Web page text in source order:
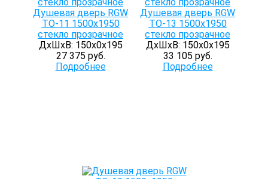
Душевая дверь RGW
TO-11 1500x1950
стекло прозрачное
ДхШхВ: 150х0х195
27 375 руб.
Подробнее
Душевая дверь RGW
TO-13 1500x1950
стекло прозрачное
ДхШхВ: 150х0х195
33 105 руб.
Подробнее